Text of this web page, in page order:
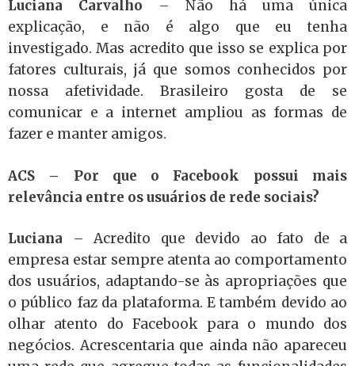
Luciana Carvalho – Não há uma única
explicação, e não é algo que eu tenha
investigado. Mas acredito que isso se explica por
fatores culturais, já que somos conhecidos por
nossa afetividade. Brasileiro gosta de se
comunicar e a internet ampliou as formas de
fazer e manter amigos.
ACS – Por que o Facebook possui mais
relevância entre os usuários de rede sociais?
Luciana – Acredito que devido ao fato de a
empresa estar sempre atenta ao comportamento
dos usuários, adaptando-se às apropriações que
o público faz da plataforma. E também devido ao
olhar atento do Facebook para o mundo dos
negócios. Acrescentaria que ainda não apareceu